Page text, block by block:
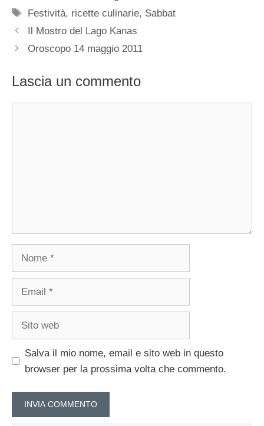
Tag
Festività, ricette culinarie, Sabbat
Il Mostro del Lago Kanas
Oroscopo 14 maggio 2011
Lascia un commento
Salva il mio nome, email e sito web in questo
browser per la prossima volta che commento.